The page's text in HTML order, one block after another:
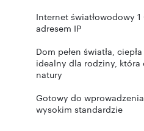
Internet światłowodowy 1
adresem IP
Dom pełen światła,
idealny dla rodziny,
natury
Gotowy do
wysokim standardzie